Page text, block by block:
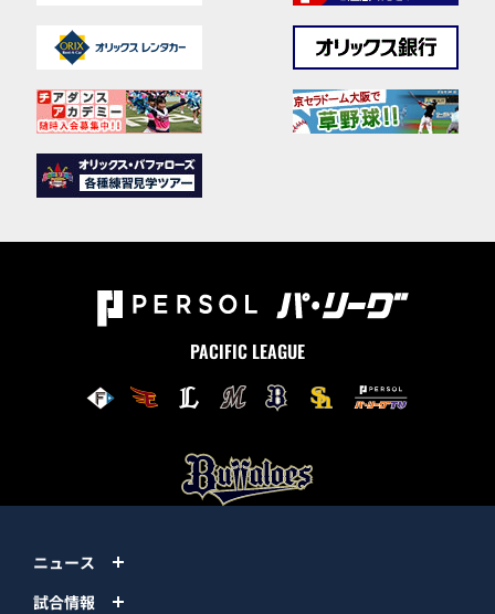
PACIFIC LEAGUE
ニュース
試合情報